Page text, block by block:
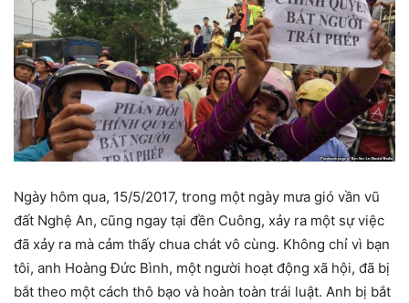
Ngày hôm qua, 15/5/2017, trong một ngày mưa gió vần vũ
đất Nghệ An, cũng ngay tại đền Cuông, xảy ra một sự việc
đã xảy ra mà cảm thấy chua chát vô cùng. Không chỉ vì bạn
tôi, anh Hoàng Đức Bình, một người hoạt động xã hội, đã bị
bắt theo một cách thô bạo và hoàn toàn trái luật. Anh bị bắt